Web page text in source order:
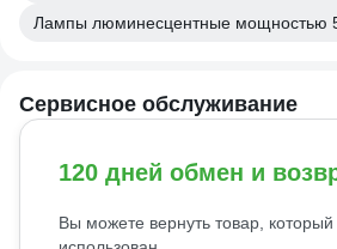
Лампы люминесцентные мощностью
Сервисное обслуживание
120 дней обмен и
Вы можете вернуть товар,